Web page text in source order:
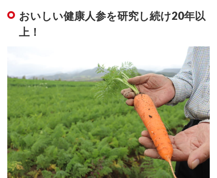
おいしい健康人参を研究し続け20年以
上！